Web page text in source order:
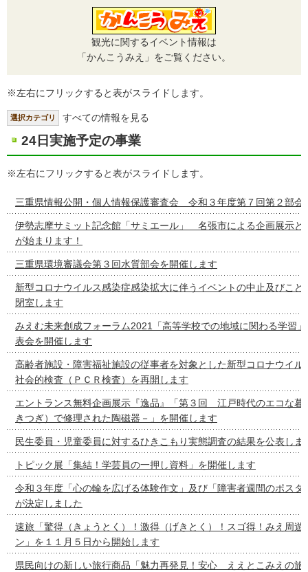
観光に関するイベント情報は
「かんこうみえ」をご覧ください。
※左右にフリックすると表がスライドします。
選択カテゴリ すべての情報を見る
24日実施予定の事業
※左右にフリックすると表がスライドします。
三重県情報公開・個人情報保護審査会 令和３年度第７回第２部会
伊勢志摩サミット記念館「サミエール」 名張市による企画展示と
が始まります！
三重県環境審議会第３回水質部会を開催します
新型コロナウイルス感染症感染拡大に伴うイベントの中止及びこど
閉室します
みえむ未来創成フォーラム2021「高等学校での地域に関わる学習
表会を開催します
高齢者施設・障害福祉施設の従事者を対象とした新型コロナウイル
社会的検査（ＰＣＲ検査）を再開します
エントランス無料企画展示『逸品』「第３回 江戸時代のエコな暮
きつぎ）で修理された陶磁器－」を開催します
民生委員・児童委員に対するひきこもり実態調査の結果を公表しま
トピック展「集結！学芸員の一押し資料」を開催します
令和３年度「心の輪を広げる体験作文」及び「障害者週間のポスタ
が決定しました
速旅「驚得（きょうとく）！激得（げきとく）！スゴ得！みえ周遊
ン」を１１月５日から開始します
県民向けの新しい旅行商品「魅力再発見！安心 ええとこみえの旅